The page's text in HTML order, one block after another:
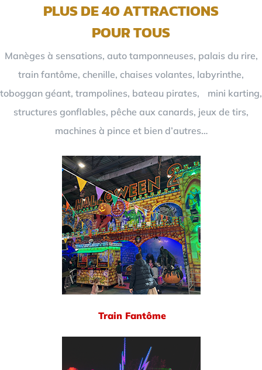
PLUS DE 40 ATTRACTIONS
POUR TOUS
Manèges à sensations, auto tamponneuses, palais du rire,
train fantôme, chenille, chaises volantes, labyrinthe,
toboggan géant, trampolines, bateau pirates, mini karting,
structures gonflables, pêche aux canards, jeux de tirs,
machines à pince et bien d’autres…
Train Fantôme